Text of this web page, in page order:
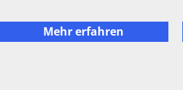
Mehr erfahren